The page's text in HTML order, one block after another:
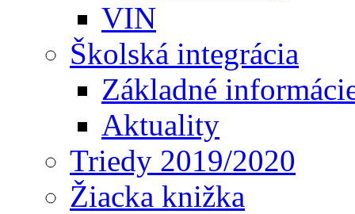
VIN
Školská integrácia
Základné
Aktuality
Triedy 2019/2020
Žiacka knižka